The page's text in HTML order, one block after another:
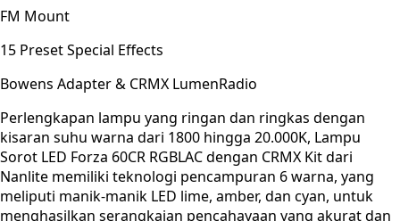
FM Mount
15 Preset Special Effects
Bowens Adapter & CRMX LumenRadio
Perlengkapan lampu yang ringan dan ringkas dengan
kisaran suhu warna dari 1800 hingga 20.000K, Lampu
Sorot LED Forza 60CR RGBLAC dengan CRMX Kit dari
Nanlite memiliki teknologi pencampuran 6 warna, yang
meliputi manik-manik LED lime, amber, dan cyan, untuk
menghasilkan serangkaian pencahayaan yang akurat dan